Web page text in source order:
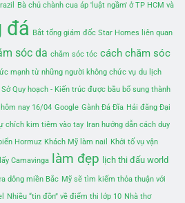
Bà chủ chành cua áp 'luật ngầm' ở TP HCM và
đá Bắt tổng giám đốc Star Homes liên quan
sóc da chăm sóc tóc cách chăm sóc
mạnh từ những người không chức vụ du lịch
Quy hoạch - Kiến trúc được bầu bổ sung thành
nay 16/04 Google Gành Đá Đĩa Hải đăng Đại
chích kim tiêm vào tay Iran hướng dẫn cách duy
Hormuz Khách Mỹ làm nail Khởi tố vụ vận
Camavinga làm đẹp lịch thi đấu world
dông miền Bắc Mỹ sẽ tìm kiếm thỏa thuận với
Nhiều “tin đồn” về điểm thi lớp 10 Nhà thơ